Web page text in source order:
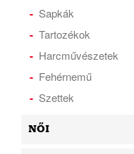
Sapkák
Tartozékok
Harcművészetek
Fehérnemű
Szettek
NŐI